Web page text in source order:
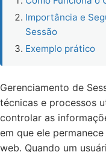
Importância e
Sessão
Exemplo prático
Gerenciamento de
técnicas e processos
controlar as
em que ele
web. Quando um